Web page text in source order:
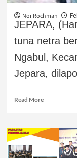
Nor Rochman
JEPARA,
tuna netra
Ngabul,
Jepara,
Read More